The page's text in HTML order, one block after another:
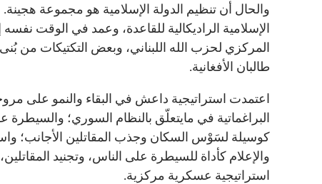
والحال أن تنظيم الدولة الإسلامية هو مجموعة هجينة.
الإسلامية الراديكالية للقاعدة، وعمد في الوقت
المركزي لحزب الله اللبناني، وبعض التكتيكات من
طالبان الأفغانية.
اعتمدت استراتيجية داعش في البقاء والنمو على
البراغماتية في مايتعلّق بالنظام السوري؛ والسيطرة
كوسيلة لسَوْس السكان وجذب المقاتلين الأجانب؛
والإعلام كأداة للسيطرة على الناس، وتجنيد
استراتيجية عسكرية مركزية.